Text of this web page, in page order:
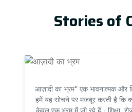
Stories of
आज़ादी का भ्रम” एक भावनात्मक और
हमें यह सोचने पर मजबूर करती है कि
केवल एक भ्रम में जी रहे हैं। शिक्षा,